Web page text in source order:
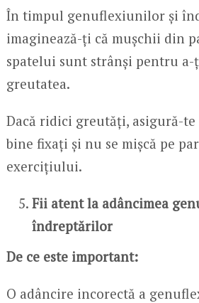
În timpul genuflexiunilor și
imaginează-ți că mușchii din
spatelui sunt strânși pentru a-
greutatea.
Dacă ridici greutăți, asigură-
bine fixați și nu se mișcă pe
exercițiului.
Fii atent la adâncimea
îndreptărilor
De ce este important:
O adâncire incorectă a